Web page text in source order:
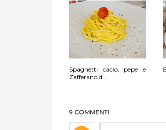
Spaghetti cacio, pepe e
Zafferano d...
9 COMMENTI